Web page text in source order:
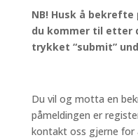
NB! Husk å
du kommer til etter
trykket “submit”
Du vil og motta en
påmeldingen er
kontakt oss gjerne for